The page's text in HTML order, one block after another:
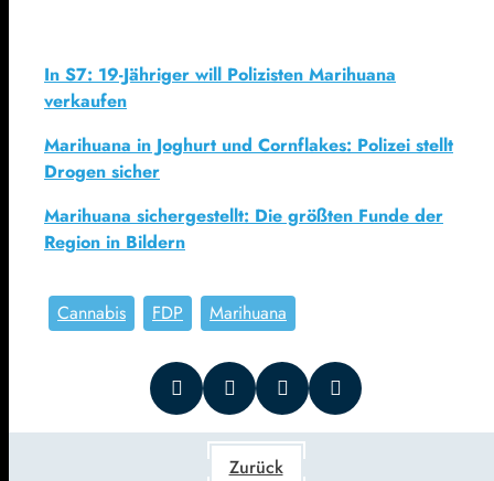
In S7: 19-Jähriger will Polizisten Marihuana
verkaufen
Marihuana in Joghurt und Cornflakes: Polizei stellt
Drogen sicher
Marihuana sichergestellt: Die größten Funde der
Region in Bildern
Cannabis FDP Marihuana
Zurück